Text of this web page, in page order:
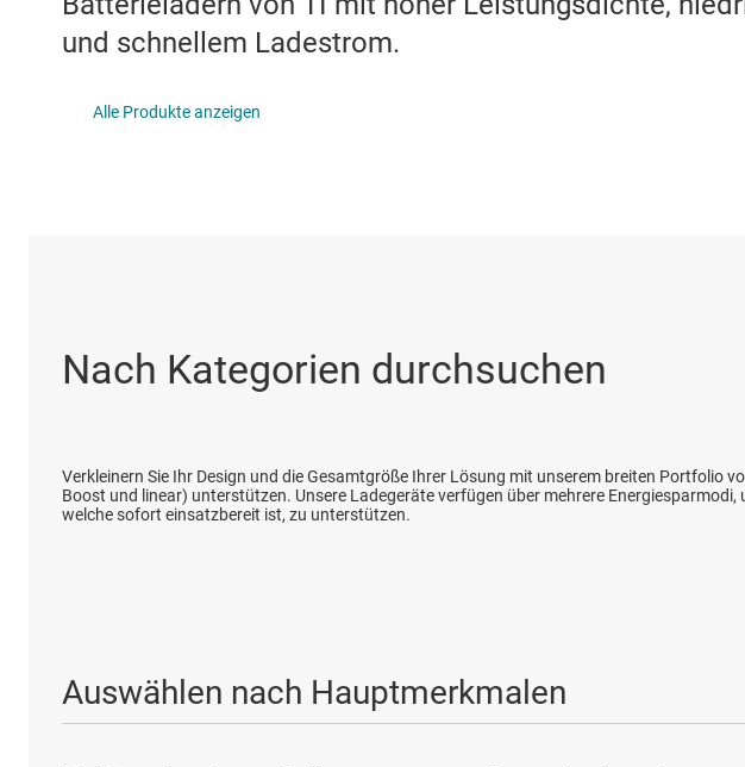
DLP-Produkte
und schnellem Ladestrom.
Alle Produkte anzeigen
Nach Kategorien durchsuchen
Verkleinern Sie Ihr Design und die Gesamtgröße Ihrer Lösung mit unserem breiten Portfolio
Boost und linear) unterstützen. Unsere Ladegeräte verfügen über mehrere
welche sofort einsatzbereit ist, zu unterstützen.
Auswählen nach Hauptmerkmalen